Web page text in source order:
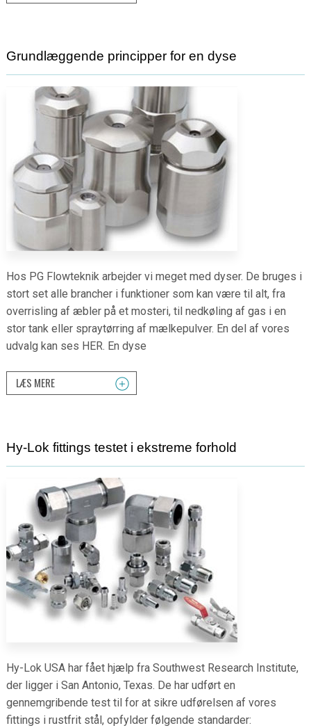
Grundlæggende principper for en dyse
Hos PG Flowteknik arbejder vi meget med dyser. De bruges i
stort set alle brancher i funktioner som kan være til alt, fra
overrisling af æbler på et mosteri, til nedkøling af gas i en
stor tank eller spraytørring af mælkepulver. En del af vores
udvalg kan ses HER. En dyse
LÆS MERE
Hy-Lok fittings testet i ekstreme forhold
Hy-Lok USA har fået hjælp fra Southwest Research Institute,
der ligger i San Antonio, Texas. De har udført en
gennemgribende test til for at sikre udførelsen af vores
fittings i rustfrit stål, opfylder følgende standarder: